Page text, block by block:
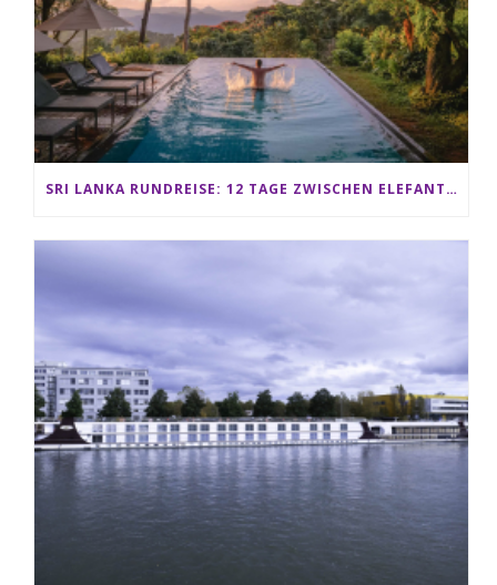
SRI LANKA RUNDREISE: 12 TAGE ZWISCHEN ELEFANTEN, TEEPLANTAGEN & STRAND ALS FAMILIE